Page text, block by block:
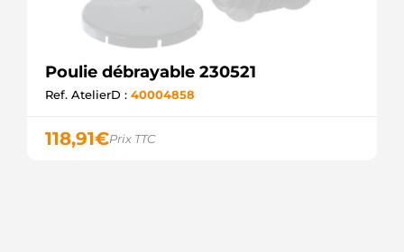
Poulie débrayable 230521
Ref. AtelierD : 40004858
118,91€Prix TTC